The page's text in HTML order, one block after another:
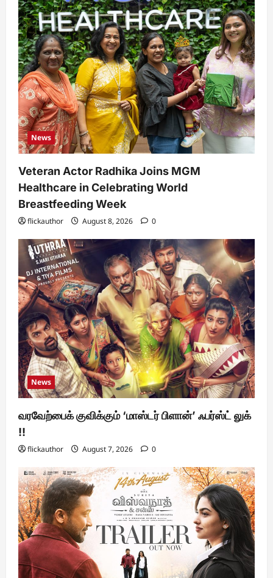
News
Veteran Actor Radhika Joins MGM
Healthcare in Celebrating World
Breastfeeding Week
flickauthor August 8, 2026 0
News
வரவேற்பைக் குவிக்கும் ‘மாஸ்டர் பிளான்’ ஃபர்ஸ்ட் லுக்
!!
flickauthor August 7, 2026 0